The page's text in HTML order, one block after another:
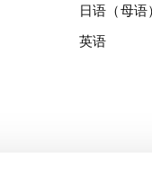
日语（母语）
英语